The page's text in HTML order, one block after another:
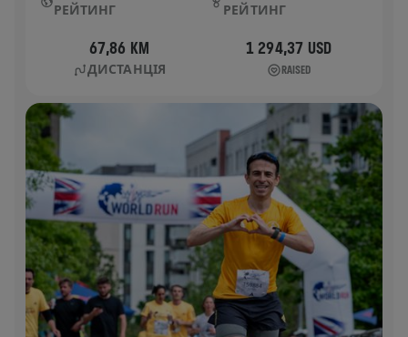
РЕЙТИНГ
РЕЙТИНГ
67,86 KM
ДИСТАНЦІЯ
1 294,37 USD
RAISED